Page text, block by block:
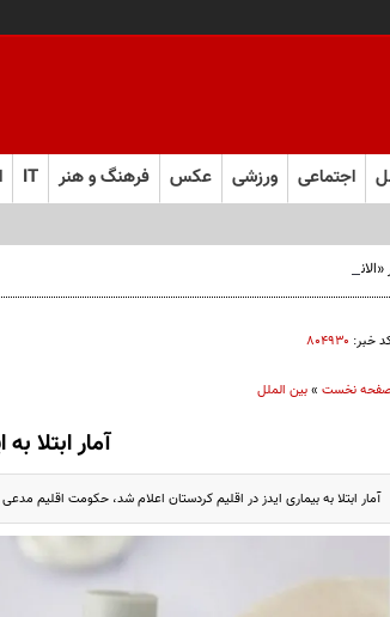
اجتماعی ورزشی عکس فرهنگ و هنر IT
دستگیر شدند
خبر: ۸۰۴۹۳۰
نخست»بین الملل
آمار ابتلا
آمار ابتلا به بیماری ایدز در اقلیم کردستان اعلام شد، حکومت اقلیم